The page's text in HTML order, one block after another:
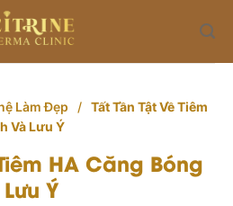
Làm Đẹp / Tất Tần Tật Về Tiêm
Và Lưu Ý
HA Căng Bóng
Ý